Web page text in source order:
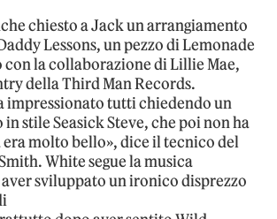
chiesto a Jack un arrangiamento
Lessons, un pezzo di Lemonade
con la collaborazione di Lillie Mae,
della Third Man Records.
impressionato tutti chiedendo un
stile Seasick Steve, che poi non ha
molto bello», dice il tecnico del
White segue la musica
aver sviluppato un ironico disprezzo